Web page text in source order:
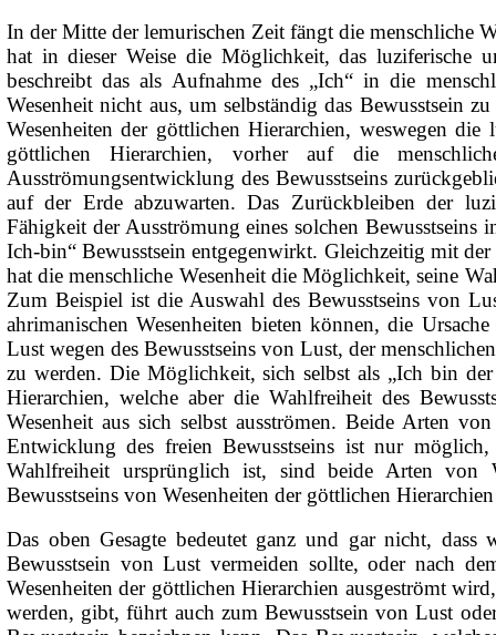
In der Mitte der lemurischen Zeit fängt die menschliche
hat in dieser Weise die Möglichkeit, das luziferische
beschreibt das als Aufnahmedes „Ich“ in die
Wesenheit nicht aus, um selbständig das Bewusstsein
Wesenheiten der göttlichen Hierarchien, weswegen die
göttlichen Hierarchien, vorher auf die
Ausströmungsentwicklung des Bewusstseins
auf der Erde abzuwarten. Das Zurückbleiben der
Fähigkeit der Ausströmung eines solchen
Ich-bin“ Bewusstsein entgegenwirkt. Gleichzeitig mit
hat die menschliche Wesenheit die Möglichkeit, seine
Zum Beispiel ist die Auswahl des Bewusstseins von
ahrimanischen Wesenheiten bieten können, die
Lust wegen des Bewusstseins von Lust, der
zu werden. Die Möglichkeit, sich selbst als „Ich bin
Hierarchien, welche aber die Wahlfreiheit des
Wesenheit aus sich selbst ausströmen. Beide Arten
Entwicklung des freien Bewusstseins ist nur
Wahlfreiheit ursprünglich ist, sind beide Arten von
Bewusstseins von Wesenheiten der göttlichen
Das oben Gesagte bedeutet ganz und gar nicht,
Bewusstsein von Lust vermeiden sollte, oder nach
Wesenheiten der göttlichen Hierarchien ausgeströmt
werden, gibt, führt auch zum Bewusstsein von Lust